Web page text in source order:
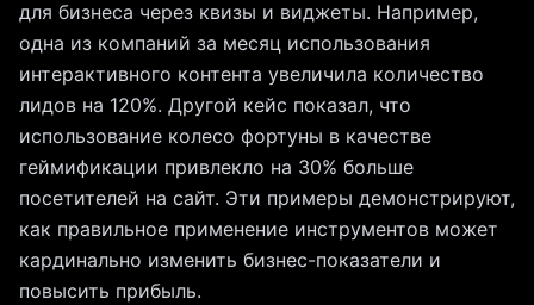
для бизнеса через квизы и виджеты. Например,
одна из компаний за месяц использования
интерактивного контента увеличила количество
лидов на 120%. Другой кейс показал, что
использование колесо фортуны в качестве
геймификации привлекло на 30% больше
посетителей на сайт. Эти примеры демонстрируют,
как правильное применение инструментов может
кардинально изменить бизнес-показатели и
повысить прибыль.